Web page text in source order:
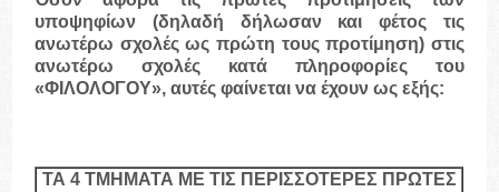
υποψηφίων (δηλαδή δήλωσαν και φέτος τις
ανωτέρω σχολές ως πρώτη τους προτίμηση) στις
ανωτέρω σχολές κατά πληροφορίες του
«ΦΙΛΟΛΟΓΟΥ», αυτές φαίνεται να έχουν ως εξής:
ΤΑ 4 ΤΜΗΜΑΤΑ ΜΕ ΤΙΣ ΠΕΡΙΣΣΟΤΕΡΕΣ ΠΡΩΤΕΣ